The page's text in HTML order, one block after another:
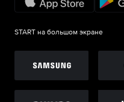
START на большом экране